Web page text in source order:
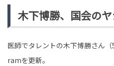
木下博勝、国会の
医師でタレントの木下博勝さん
ramを更新。